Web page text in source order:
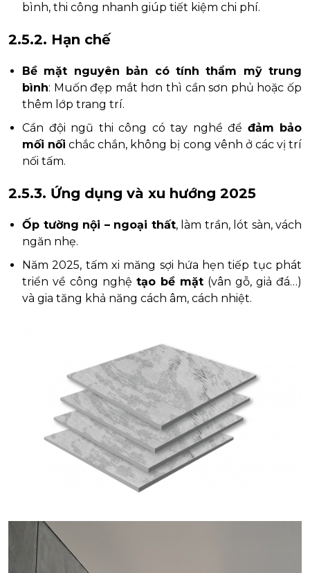
bình, thi công nhanh giúp tiết kiệm chi phí.
2.5.2. Hạn chế
Bề mặt nguyên bản có tính thẩm mỹ trung
bình: Muốn đẹp mắt hơn thì cần sơn phủ hoặc ốp
thêm lớp trang trí.
Cần đội ngũ thi công có tay nghề để đảm bảo
mối nối chắc chắn, không bị cong vênh ở các vị trí
nối tấm.
2.5.3. Ứng dụng và xu hướng 2025
Ốp tường nội – ngoại thất, làm trần, lót sàn, vách
ngăn nhẹ.
Năm 2025, tấm xi măng sợi hứa hẹn tiếp tục phát
triển về công nghệ tạo bề mặt (vân gỗ, giả đá…)
và gia tăng khả năng cách âm, cách nhiệt.